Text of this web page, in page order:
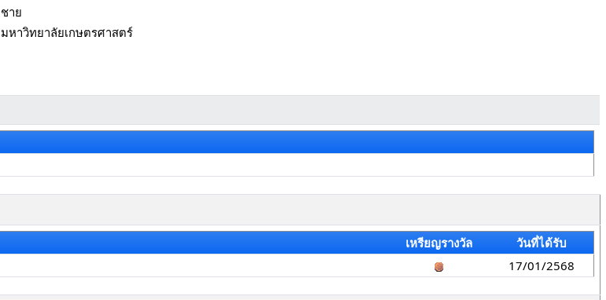
ชาย
มหาวิทยาลัยเกษตรศาสตร์
เหรียญรางวัล
วันที่ได้รับ
17/01/2568